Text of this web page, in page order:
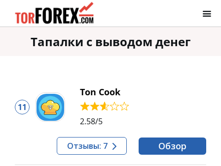
Тапалки с выводом денег
11
Ton Cook
2.58/5
Отзывы: 7 Обзор